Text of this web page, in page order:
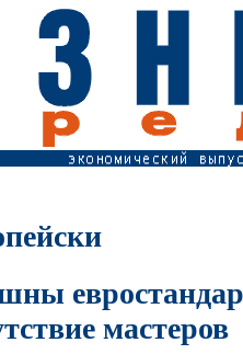
мастеров